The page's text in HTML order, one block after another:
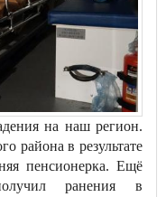
на наш регион.
района в результате
пенсионерка. Ещё
ранения в